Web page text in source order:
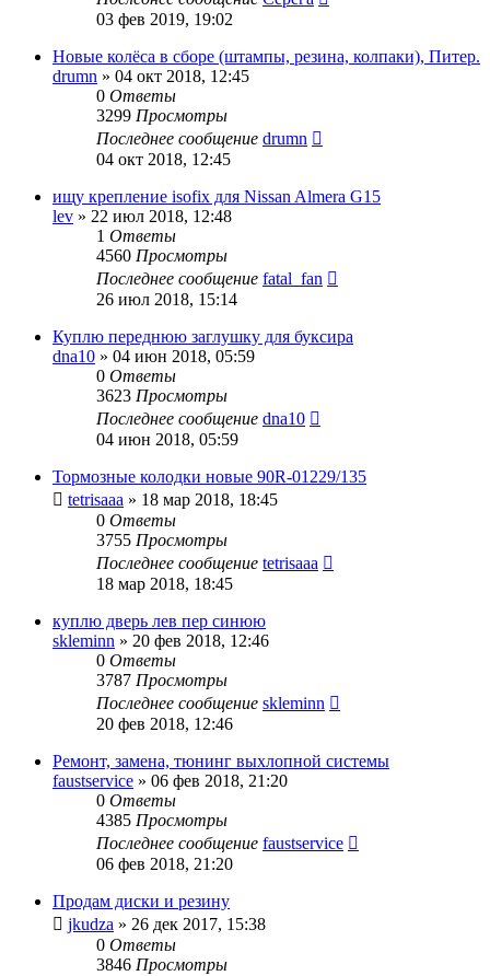
03 фев 2019, 19:02
Новые колёса в сборе (штампы, резина, колпаки), Питер.
drumn » 04 окт 2018, 12:45
0 Ответы
3299 Просмотры
Последнее сообщение drumn
04 окт 2018, 12:45
ищу крепление isofix для Nissan Almera G15
lev » 22 июл 2018, 12:48
1 Ответы
4560 Просмотры
Последнее сообщение fatal_fan
26 июл 2018, 15:14
Куплю переднюю заглушку для буксира
dna10 » 04 июн 2018, 05:59
0 Ответы
3623 Просмотры
Последнее сообщение dna10
04 июн 2018, 05:59
Тормозные колодки новые 90R-01229/135
tetrisaaa » 18 мар 2018, 18:45
0 Ответы
3755 Просмотры
Последнее сообщение tetrisaaa
18 мар 2018, 18:45
куплю дверь лев пер синюю
skleminn » 20 фев 2018, 12:46
0 Ответы
3787 Просмотры
Последнее сообщение skleminn
20 фев 2018, 12:46
Ремонт, замена, тюнинг выхлопной системы
faustservice » 06 фев 2018, 21:20
0 Ответы
4385 Просмотры
Последнее сообщение faustservice
06 фев 2018, 21:20
Продам диски и резину
jkudza » 26 дек 2017, 15:38
0 Ответы
3846 Просмотры